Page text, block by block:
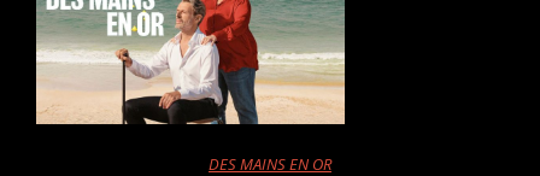
DES MAINS EN OR